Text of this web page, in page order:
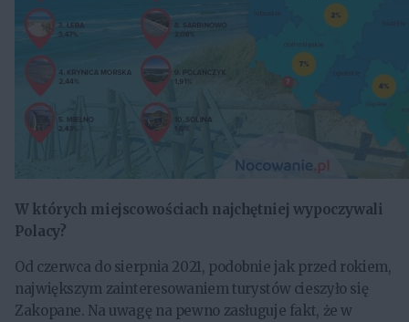
W których miejscowościach najchętniej wypoczywali
Polacy?
Od czerwca do sierpnia 2021, podobnie jak przed rokiem,
największym zainteresowaniem turystów cieszyło się
Zakopane. Na uwagę na pewno zasługuje fakt, że w